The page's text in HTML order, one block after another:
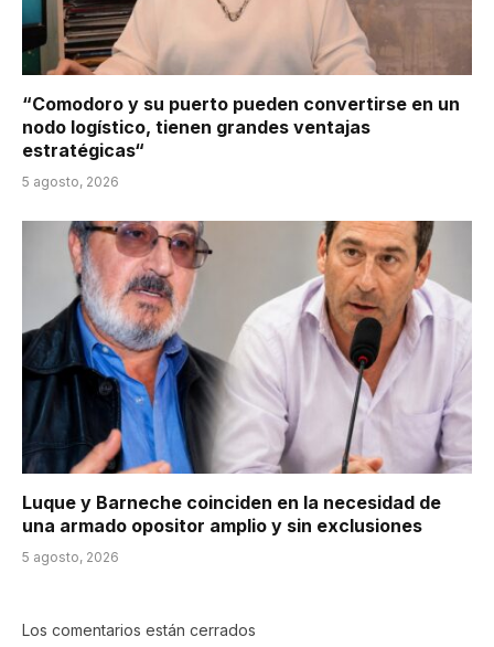
“Comodoro y su puerto pueden convertirse en un
nodo logístico, tienen grandes ventajas
estratégicas“
5 agosto, 2026
Luque y Barneche coinciden en la necesidad de
una armado opositor amplio y sin exclusiones
5 agosto, 2026
Los comentarios están cerrados